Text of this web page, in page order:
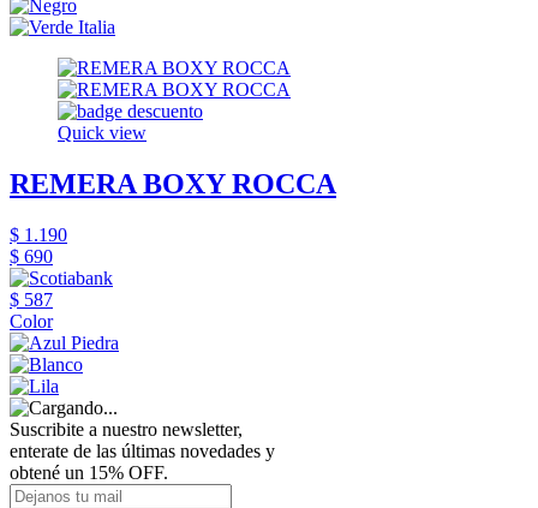
Quick view
REMERA BOXY ROCCA
$ 1.190
$ 690
$ 587
Color
Suscribite a nuestro newsletter,
enterate de las últimas novedades y
obtené un 15% OFF.